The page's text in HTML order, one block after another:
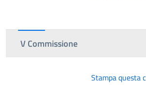
V Commissione
Stampa questa